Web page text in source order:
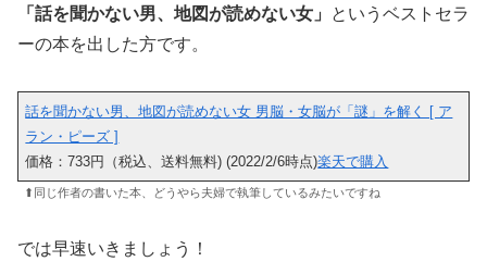
「話を聞かない男、地図が読めない女」
というベストセラ
ーの本を出した方です。
話を聞かない男、地図が読めない女 男脳・女脳が「謎」を解く [ ア
ラン・ピーズ ]
価格：733円（税込、送料無料) (2022/2/6時点)楽天で購入
⬆︎同じ作者の書いた本、どうやら夫婦で執筆しているみたいですね
では早速いきましょう！